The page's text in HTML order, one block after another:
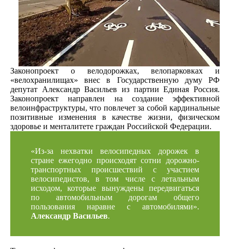
Законопроект о велодорожках, велопарковках и
«велохранилищах» внес в Государственную думу РФ
депутат Александр Васильев из партии Единая Россия.
Законопроект направлен на создание эффективной
велоинфраструктуры, что повлечет за собой кардинальные
позитивные изменения в качестве жизни, физическом
здоровье и менталитете граждан Российской Федерации.
«Из-за нехватки велосипедных дорожек в
стране ежегодно происходят сотни дорожно-
транспортных происшествий с участием
велосипедистов, в том числе с летальным
исходом, которые вынуждены передвигаться
по автомобильным дорогам общего
пользования наравне с автомобилями».
Александр Васильев.